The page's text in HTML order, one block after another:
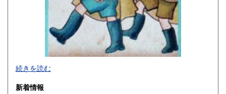
2026年で創業45年目になります。
続きを読む
新着情報